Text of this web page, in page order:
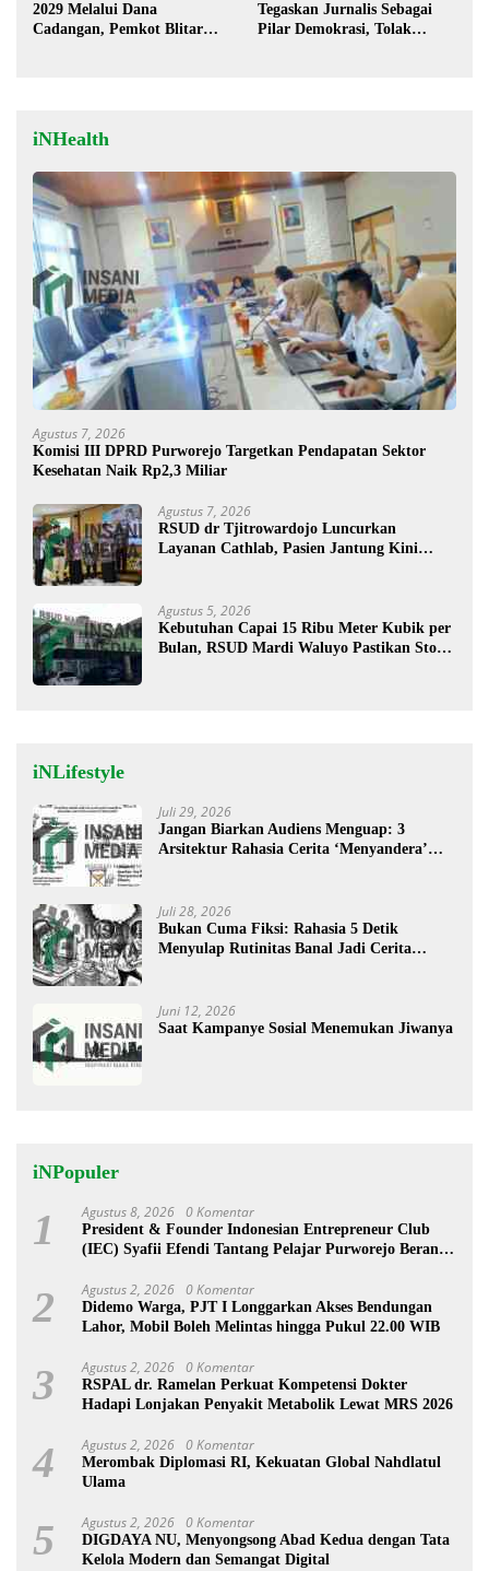
2029 Melalui Dana
Cadangan, Pemkot Blitar
Tegaskan Jurnalis Sebagai
Pilar Demokrasi, Tolak
iNHealth
Agustus 7, 2026
Komisi III DPRD Purworejo Targetkan Pendapatan Sektor
Kesehatan Naik Rp2,3 Miliar
Agustus 7, 2026
RSUD dr Tjitrowardojo Luncurkan
Layanan Cathlab, Pasien Jantung Kini
Agustus 5, 2026
Kebutuhan Capai 15 Ribu Meter Kubik per
Bulan, RSUD Mardi Waluyo Pastikan Stok
iNLifestyle
Juli 29, 2026
Jangan Biarkan Audiens Menguap: 3
Arsitektur Rahasia Cerita ‘Menyandera’
Juli 28, 2026
Bukan Cuma Fiksi: Rahasia 5 Detik
Menyulap Rutinitas Banal Jadi Cerita
Juni 12, 2026
Saat Kampanye Sosial Menemukan Jiwanya
iNPopuler
1 Agustus 8, 2026 0 Komentar
President & Founder Indonesian Entrepreneur Club
(IEC) Syafii Efendi Tantang Pelajar Purworejo Berani
2 Agustus 2, 2026 0 Komentar
Didemo Warga, PJT I Longgarkan Akses Bendungan
Lahor, Mobil Boleh Melintas hingga Pukul 22.00 WIB
3 Agustus 2, 2026 0 Komentar
RSPAL dr. Ramelan Perkuat Kompetensi Dokter
Hadapi Lonjakan Penyakit Metabolik Lewat MRS 2026
4 Agustus 2, 2026 0 Komentar
Merombak Diplomasi RI, Kekuatan Global Nahdlatul
Ulama
5 Agustus 2, 2026 0 Komentar
DIGDAYA NU, Menyongsong Abad Kedua dengan Tata
Kelola Modern dan Semangat Digital